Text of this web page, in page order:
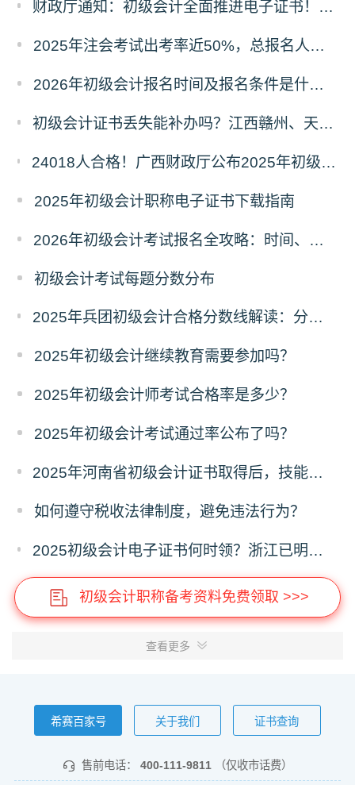
财政厅通知：初级会计全面推进电子证书！纸质证书还发吗？2025年领证时间看这里
2025年注会考试出考率近50%，总报名人数80.44万！
2026年初级会计报名时间及报名条件是什么？在哪里报名？
初级会计证书丢失能补办吗？江西赣州、天津等多地补办流程+材料清单
24018人合格！广西财政厅公布2025年初级会计考试合格人数，成绩查询及后续事项看这里
2025年初级会计职称电子证书下载指南
2026年初级会计考试报名全攻略：时间、条件、入口一文读懂！
初级会计考试每题分数分布
2025年兵团初级会计合格分数线解读：分数线、有效期及证书领取流程
2025年初级会计继续教育需要参加吗？
2025年初级会计师考试合格率是多少？
2025年初级会计考试通过率公布了吗？
2025年河南省初级会计证书取得后，技能提升补贴政策初级1000元
如何遵守税收法律制度，避免违法行为？
2025初级会计电子证书何时领？浙江已明确时间，下载流程提前存！
初级会计职称备考资料免费领取 >>>
查看更多
希赛百家号 关于我们 证书查询
售前电话： 400-111-9811 （仅收市话费）